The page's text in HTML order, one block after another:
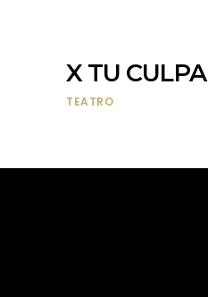
X TU CULPA
TEATRO